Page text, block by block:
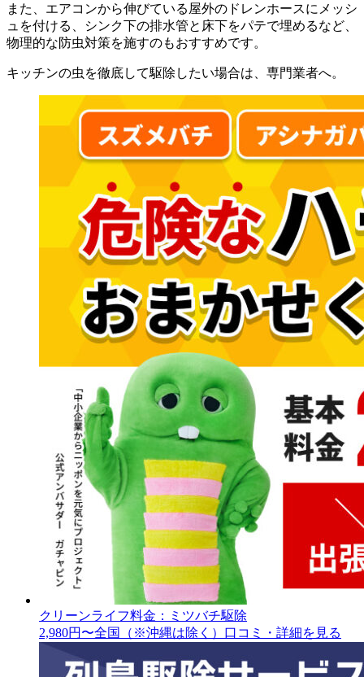
また、エアコンから伸びている屋外のドレンホースにメッシ
ュを付ける、シンク下の排水管と床下をパテで埋めるなど、
物理的な防虫対策を施すのもおすすめです。
キッチンの虫を徹底して駆除したい場合は、専門業者へ。
クリーンライフ料金：ミツバチ駆除
2,980円〜全国（※沖縄は除く） 口コミ・詳細を見る